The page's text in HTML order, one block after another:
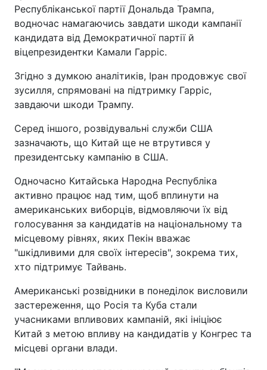
Республіканської партії Дональда Трампа,
водночас намагаючись завдати шкоди кампанії
кандидата від Демократичної партії й
віцепрезидентки Камали Гарріс.
Згідно з думкою аналітиків, Іран продовжує свої
зусилля, спрямовані на підтримку Гарріс,
завдаючи шкоди Трампу.
Серед іншого, розвідувальні служби США
зазначають, що Китай ще не втрутився у
президентську кампанію в США.
Одночасно Китайська Народна Республіка
активно працює над тим, щоб вплинути на
американських виборців, відмовляючи їх від
голосування за кандидатів на національному та
місцевому рівнях, яких Пекін вважає
"шкідливими для своїх інтересів", зокрема тих,
хто підтримує Тайвань.
Американські розвідники в понеділок висловили
застереження, що Росія та Куба стали
учасниками впливових кампаній, які ініціює
Китай з метою впливу на кандидатів у Конгрес та
місцеві органи влади.